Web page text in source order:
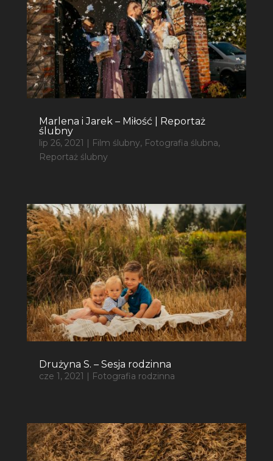
Marlena i Jarek – Miłość | Reportaż
ślubny
lip 26, 2021 | Film ślubny, Fotografia ślubna,
Reportaż ślubny
Drużyna S. – Sesja rodzinna
cze 1, 2021 | Fotografia rodzinna